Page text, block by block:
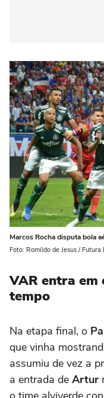
Marcos Rocha disputa bola
Foto: Romildo de Jesus / Futura
VAR entra em
tempo
Na etapa final, o
que vinha
assumiu de vez a
a entrada de Artur